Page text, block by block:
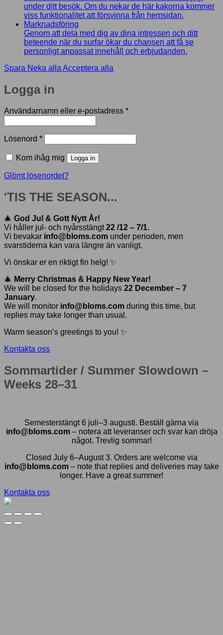
under ditt besök. Om du nekar de här kakorna kommer
viss funktionalitet att försvinna från hemsidan.
Marknadsföring
Genom att dela med dig av dina intressen och ditt
beteende när du surfar ökar du chansen att få se
personligt anpassat innehåll och erbjudanden.
Spara Neka alla Acceptera alla
Logga in
Användarnamn eller e-postadress *Obligatoriskt
Lösenord *Obligatoriskt
Kom ihåg mig Logga in
Glömt lösenordet?
'TIS THE SEASON...
🎄 God Jul & Gott Nytt År!
Vi håller jul- och nyårsstängt22 /12 – 7/1.
Vi bevakar info@bloms.com under perioden, men
svarstiderna kan vara längre än vanligt.
Vi önskar er en riktigt fin helg! ✨
🎄 Merry Christmas & Happy New Year!
We will be closed for the holidays 22 December – 7
January.
We will monitor info@bloms.com during this time, but
replies may take longer than usual.
Warm season’s greetings to you! ✨
Kontakta oss
Sommartider / Summer Slowdown –
Weeks 28–31
Semesterstängt 6 juli–3 augusti. Beställ gärna via
info@bloms.com– notera att leveranser och svar kan dröja
något. Trevlig sommar!
Closed July 6–August 3. Orders are welcome via
info@bloms.com– note that replies and deliveries may take
longer. Have a great summer!
Kontakta oss